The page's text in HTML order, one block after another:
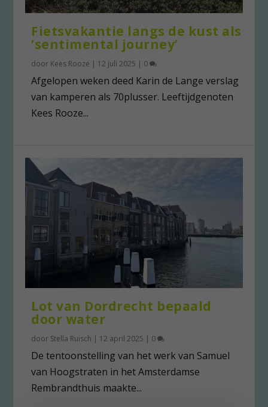
Fietsvakantie langs de kust als
‘sentimental journey’
door Kees Rooze | 12 juli 2025 | 0
Afgelopen weken deed Karin de Lange verslag
van kamperen als 70plusser. Leeftijdgenoten
Kees Rooze...
Lot van Dordrecht bepaald
door water
door Stella Ruisch | 12 april 2025 | 0
De tentoonstelling van het werk van Samuel
van Hoogstraten in het Amsterdamse
Rembrandthuis maakte...